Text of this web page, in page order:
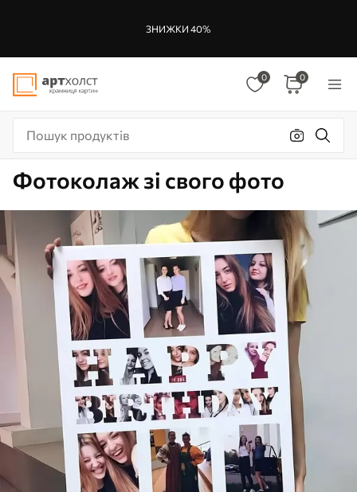
ЗНИЖКИ 40%
0 0
Фотоколаж зі свого фото